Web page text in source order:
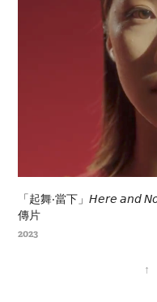
「起舞‧當下」𝘏𝘦𝘳𝘦 𝘢𝘯𝘥
傳片
2023
↑